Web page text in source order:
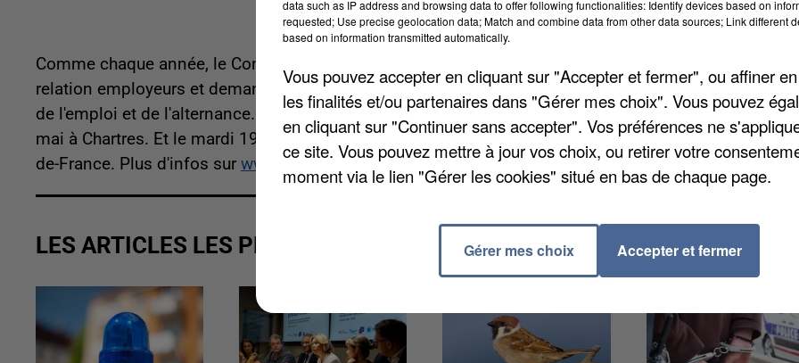
Comme chaque année, le Conseil départemental d'Eure-et-Loir multiplie les forums pour mettre en
relation employeurs et demandeurs d'emploi. Le prochain aura lieu demain. Dreux accueillera le
de l'emploi et de l'alternance. Un focus sur les métiers de l'agriculture est également prévu le jeudi 24
mai à Chartres. Et le mardi 19 juin, rendez-vous à Epernon pour le forum des Portes euréliennes et
de-France. Plus d'infos sur www.boostemploi.eurelien.fr.
LES ARTICLES LES PLUS VUS
data such as IP address and browsing data to offer following functionalities: Identify devices based on
requested; Use precise geolocation data; Match and combine data from other data sources; Link different
based on information transmitted automatically.
Vous pouvez accepter en cliquant sur "Accepter et fermer", ou affiner
les finalités et/ou partenaires dans "Gérer mes choix". Vous pouvez
en cliquant sur "Continuer sans accepter". Vos préférences ne
ce site. Vous pouvez mettre à jour vos choix, ou retirer votre
moment via le lien "Gérer les cookies" situé en bas de chaque page.
Gérer mes choix Accepter et fermer